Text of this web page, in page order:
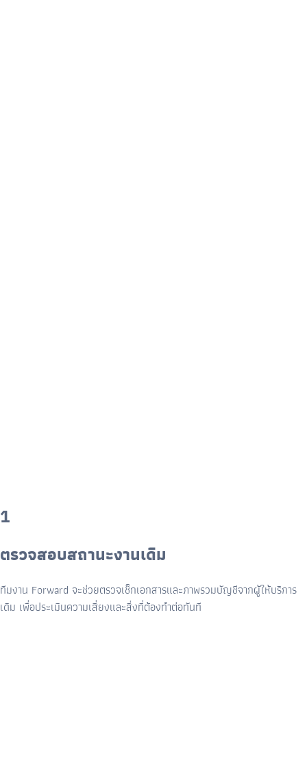
1
ตรวจสอบสถานะงานเดิม
ทีมงาน Forward จะช่วยตรวจเช็กเอกสารและภาพรวมบัญชีจากผู้ให้บริการ
เดิม เพื่อประเมินความเสี่ยงและสิ่งที่ต้องทำต่อทันที